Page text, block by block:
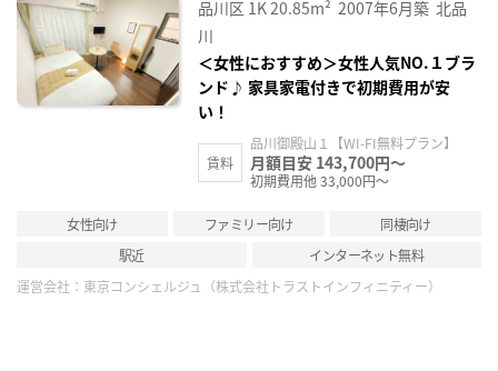
り登
品川区 1K20.85m² 2007年6月築 北品
川
＜女性におすすめ＞女性人気NO.１ブラ
ンド♪ 家具家電付きで初期費用が安
い！
賃料
品川御殿山１【WI-FI無料プラン】
月額目安 143,700円～
初期費用他 33,000円～
女性向け ファミリー向け
同棲向け
駅近
インターネット無料
運営会社： 東京コンシェルジュ（株式会社トラストインフィニティー）